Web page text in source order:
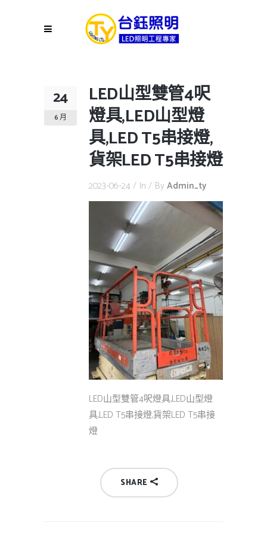
24
6 月
LED山型雙管4呎
燈具,LED山型燈
具,LED T5串接燈,
貨架LED T5串接燈
2023-06-24 In By Admin_ty
LED山型雙管4呎燈具,LED山型燈
具,LED T5串接燈,貨架LED T5串接
燈
SHARE